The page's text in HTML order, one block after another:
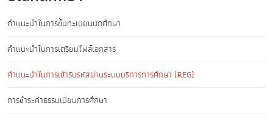
คำแนะนำในการขึ้นทะเบียนนักศึกษา
คำแนะนำในการเตรียมไฟล์เอกสาร
คำแนะนำในการเข้ารับรหัสผ่านระบบบริการการศึกษา (REG)
การชำระค่าธรรมเนียมการศึกษา